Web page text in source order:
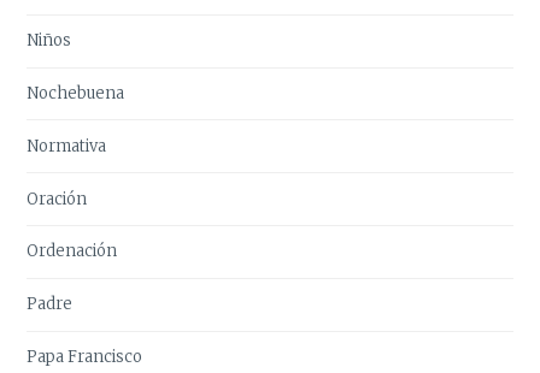
Niños
Nochebuena
Normativa
Oración
Ordenación
Padre
Papa Francisco